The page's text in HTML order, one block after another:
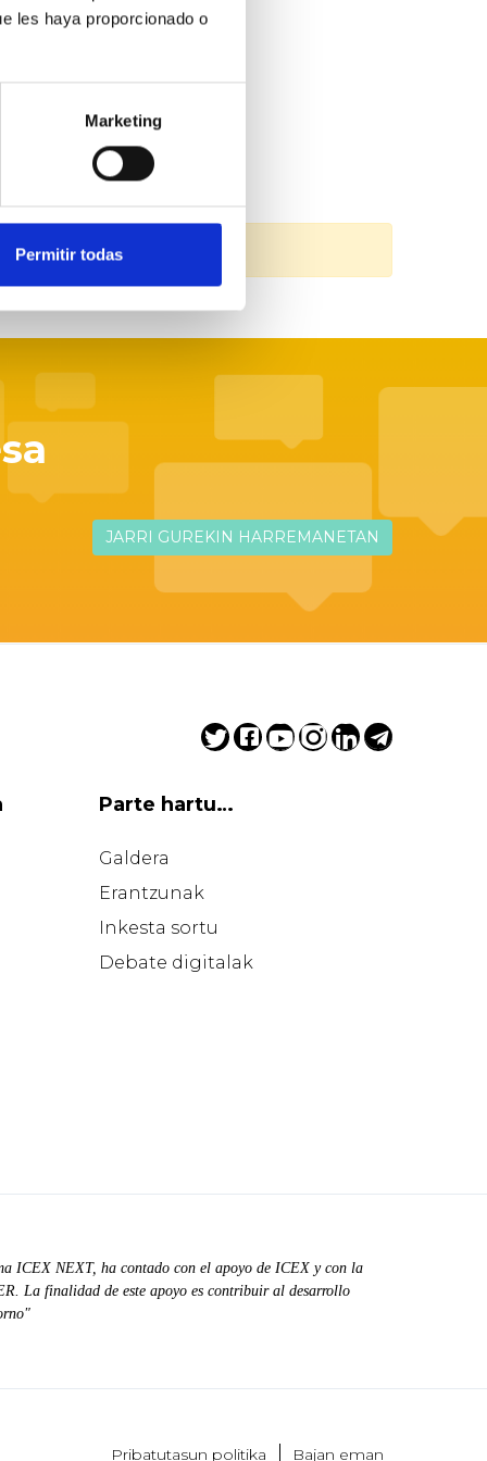
les haya proporcionado o
Marketing
Permitir todas
JARRI GUREKIN HARREMANETAN
Parte hartu…
Galdera
Erantzunak
Inkesta sortu
Debate digitalak
ICEX NEXT, ha contado con el apoyo de ICEX y con la
La finalidad de este apoyo es contribuir al desarrollo
Pribatutasun politika Bajan eman